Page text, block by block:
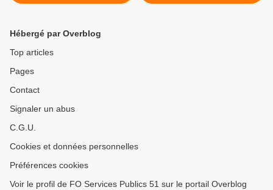
Hébergé par Overblog
Top articles
Pages
Contact
Signaler un abus
C.G.U.
Cookies et données personnelles
Préférences cookies
Voir le profil de FO Services Publics 51 sur le portail Overblog